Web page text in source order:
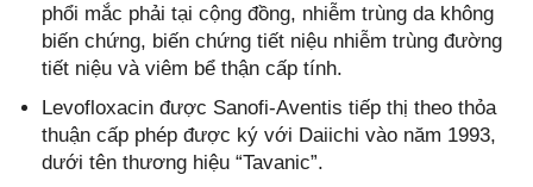
phổi mắc phải tại cộng đồng, nhiễm trùng da không
biến chứng, biến chứng tiết niệu nhiễm trùng đường
tiết niệu và viêm bể thận cấp tính.
Levofloxacin được Sanofi-Aventis tiếp thị theo thỏa
thuận cấp phép được ký với Daiichi vào năm 1993,
dưới tên thương hiệu “Tavanic”.